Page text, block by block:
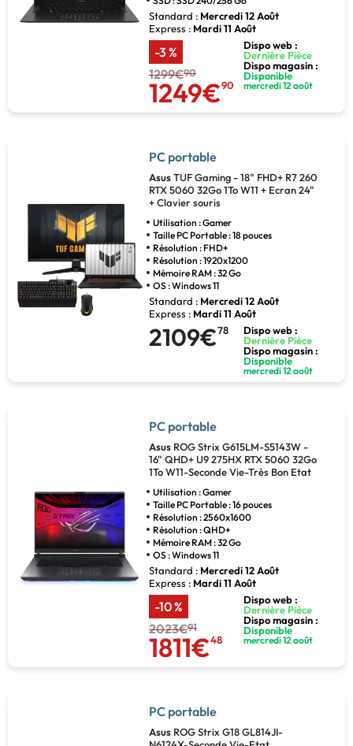
Standard : Mercredi 12 Août
Express : Mardi 11 Août
-3 %
1299€90
1249€90
Dispo web :
Dernière Pièce
Dispo magasin :
Disponible
mercredi 12 août
PC portable
AsusTUF Gaming - 18" FHD+ R7 260
RTX 5060 32Go 1To W11 + Ecran 24"
+ Clavier souris
Utilisation : Gamer
Taille PC Portable : 18 pouces
Résolution : FHD+
Résolution : 1920x1200
Mémoire RAM : 32 Go
OS : Windows 11
Standard : Mercredi 12 Août
Express : Mardi 11 Août
2109€78
Dispo web :
Dernière Pièce
Dispo magasin :
Disponible
mercredi 12 août
PC portable
Asus ROG Strix G615LM-S5143W -
16" QHD+ U9 275HX RTX 5060 32Go
1To W11-Seconde Vie-Très Bon Etat
Utilisation : Gamer
Taille PC Portable : 16 pouces
Résolution : 2560x1600
Résolution : QHD+
Mémoire RAM : 32 Go
OS : Windows 11
Standard : Mercredi 12 Août
Express : Mardi 11 Août
-10 %
2023€91
1811€48
Dispo web :
Dernière Pièce
Dispo magasin :
Disponible
mercredi 12 août
PC portable
Asus ROG Strix G18 GL814JI-